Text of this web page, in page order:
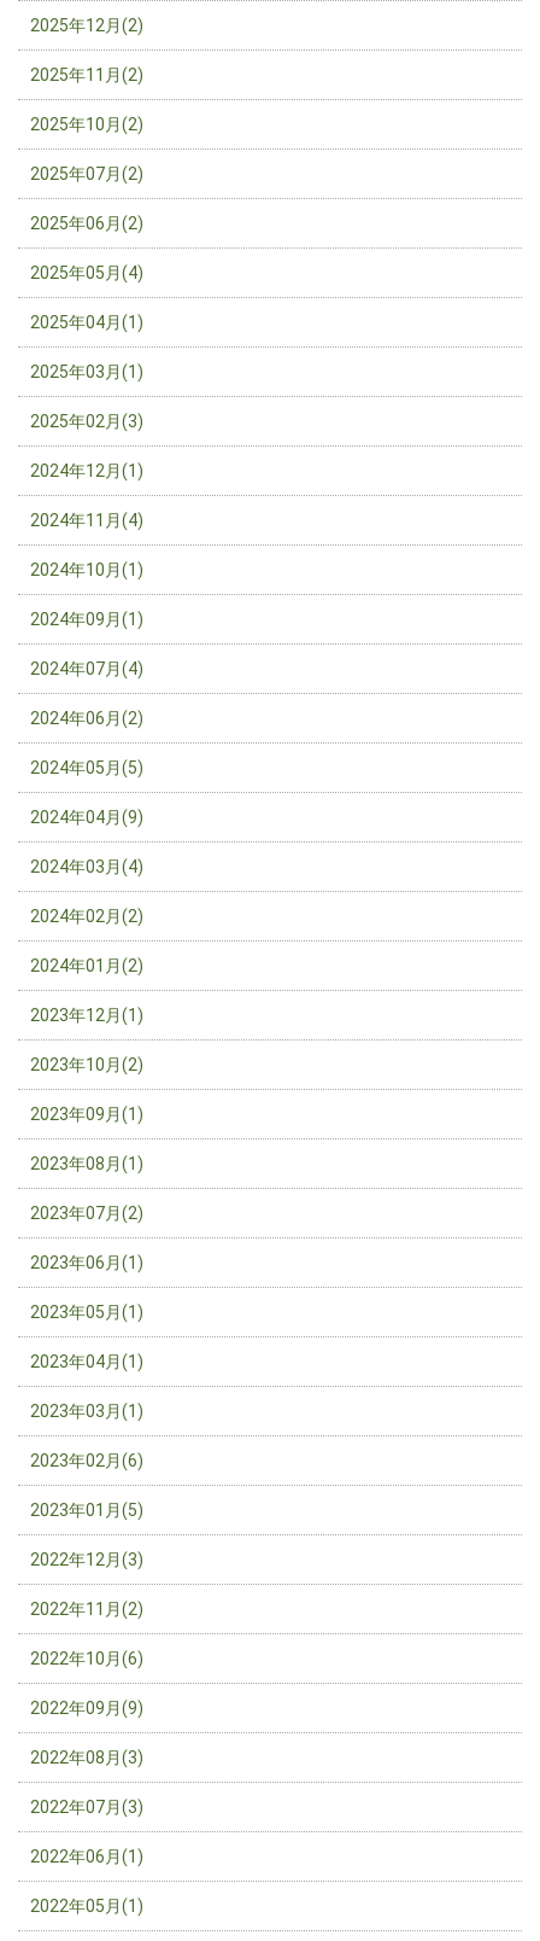
2025年12月(2)
2025年11月(2)
2025年10月(2)
2025年07月(2)
2025年06月(2)
2025年05月(4)
2025年04月(1)
2025年03月(1)
2025年02月(3)
2024年12月(1)
2024年11月(4)
2024年10月(1)
2024年09月(1)
2024年07月(4)
2024年06月(2)
2024年05月(5)
2024年04月(9)
2024年03月(4)
2024年02月(2)
2024年01月(2)
2023年12月(1)
2023年10月(2)
2023年09月(1)
2023年08月(1)
2023年07月(2)
2023年06月(1)
2023年05月(1)
2023年04月(1)
2023年03月(1)
2023年02月(6)
2023年01月(5)
2022年12月(3)
2022年11月(2)
2022年10月(6)
2022年09月(9)
2022年08月(3)
2022年07月(3)
2022年06月(1)
2022年05月(1)